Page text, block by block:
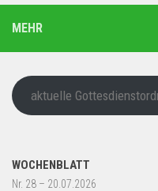
MEHR
aktuelle
WOCHENBLATT
Nr. 28 – 20.07.2026